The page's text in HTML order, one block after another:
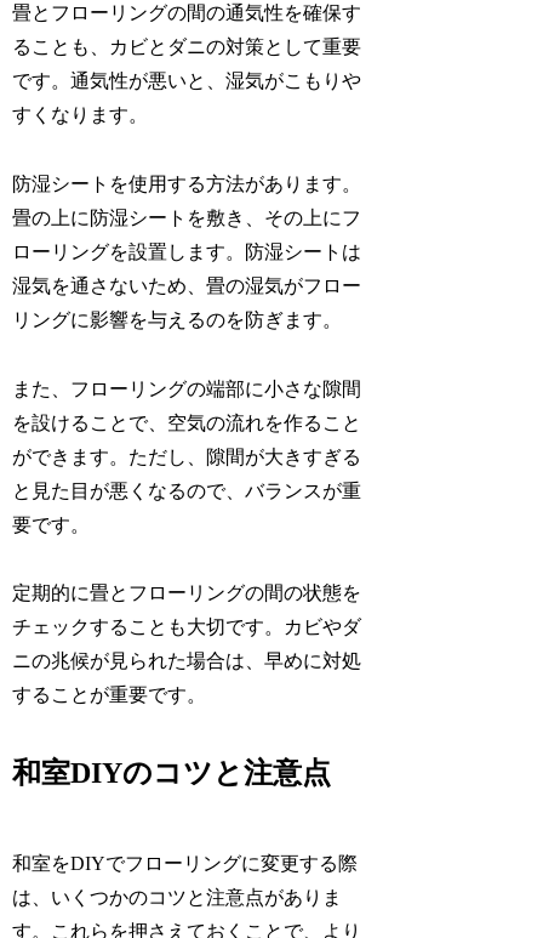
畳とフローリングの間の通気性を確保す
ることも、カビとダニの対策として重要
です。通気性が悪いと、湿気がこもりや
すくなります。
防湿シートを使用する方法があります。
畳の上に防湿シートを敷き、その上にフ
ローリングを設置します。防湿シートは
湿気を通さないため、畳の湿気がフロー
リングに影響を与えるのを防ぎます。
また、フローリングの端部に小さな隙間
を設けることで、空気の流れを作ること
ができます。ただし、隙間が大きすぎる
と見た目が悪くなるので、バランスが重
要です。
定期的に畳とフローリングの間の状態を
チェックすることも大切です。カビやダ
ニの兆候が見られた場合は、早めに対処
することが重要です。
和室DIYのコツと注意点
和室をDIYでフローリングに変更する際
は、いくつかのコツと注意点がありま
す。これらを押さえておくことで、より